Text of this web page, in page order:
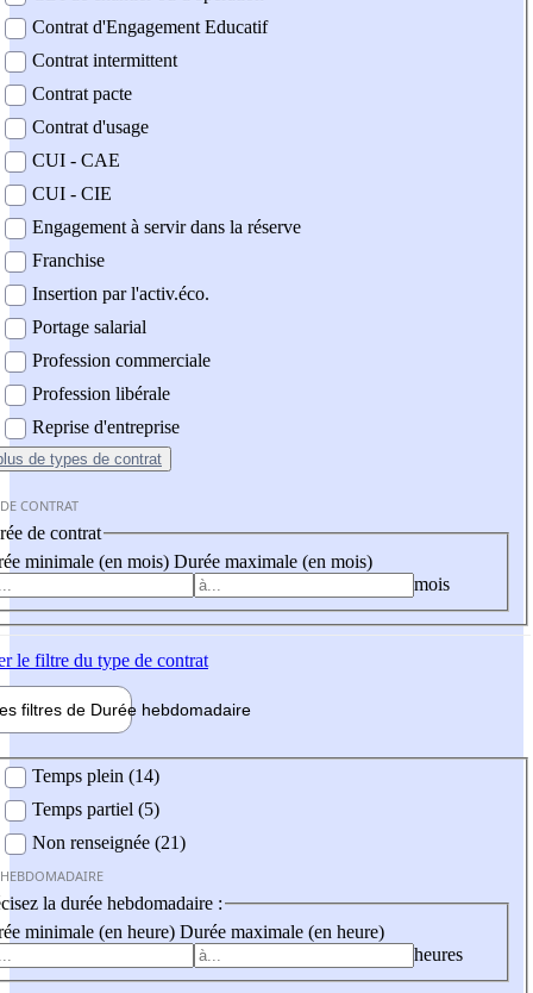
Contrat d'Engagement Educatif
Contrat intermittent
Contrat pacte
Contrat d'usage
CUI - CAE
CUI - CIE
Engagement à servir dans la réserve
Franchise
Insertion par l'activ.éco.
Portage salarial
Profession commerciale
Profession libérale
Reprise d'entreprise
de types de contrat
CONTRAT
de contrat
minimale (en mois) Durée maximale (en mois)
mois
le filtre du type de contrat
filtres de Durée hebdomadaire
Temps plein (14)
Temps partiel (5)
Non renseignée (21)
la durée hebdomadaire :
minimale (en heure) Durée maximale (en heure)
heures